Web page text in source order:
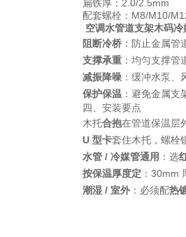
扁铁厚：2.0/2.5mm
配套螺栓：M8/M10/
空调水管道支架木码
阻断冷桥 ：防止金属
支撑承重 ：均匀支撑管
减振降噪 ：缓冲水泵
保护保温 ：避免金属支
四、安装要点
木托合抱在管道保温层
U 型卡套住木托，螺栓
水管 / 冷媒管通用 ：选
按保温厚度定 ：30mm
潮湿 / 室外：必须配热